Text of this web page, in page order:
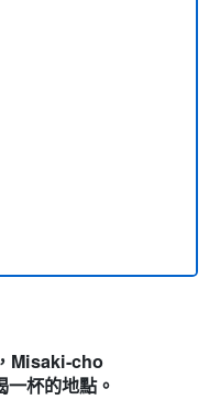
Misaki-cho
杯的地點。